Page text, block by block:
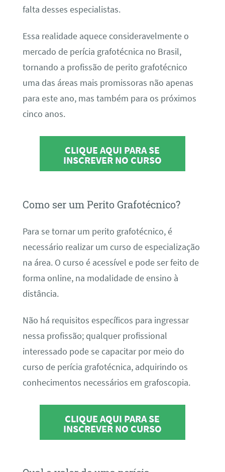
falta desses especialistas.
Essa realidade aquece consideravelmente o
mercado de perícia grafotécnica no Brasil,
tornando a profissão de perito grafotécnico
uma das áreas mais promissoras não apenas
para este ano, mas também para os próximos
cinco anos.
CLIQUE AQUI PARA SE
INSCREVER NO CURSO
Como ser um Perito Grafotécnico?
Para se tornar um perito grafotécnico, é
necessário realizar um curso de especialização
na área. O curso é acessível e pode ser feito de
forma online, na modalidade de ensino à
distância.
Não há requisitos específicos para ingressar
nessa profissão; qualquer profissional
interessado pode se capacitar por meio do
curso de perícia grafotécnica, adquirindo os
conhecimentos necessários em grafoscopia.
CLIQUE AQUI PARA SE
INSCREVER NO CURSO